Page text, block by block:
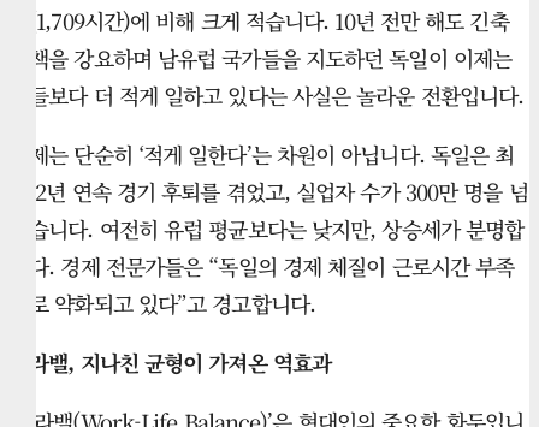
아(1,709시간)에 비해 크게 적습니다. 10년 전만 해도 긴축
정책을 강요하며 남유럽 국가들을 지도하던 독일이 이제는
그들보다 더 적게 일하고 있다는 사실은 놀라운 전환입니다.
문제는 단순히 ‘적게 일한다’는 차원이 아닙니다. 독일은 최
근 2년 연속 경기 후퇴를 겪었고, 실업자 수가 300만 명을 넘
었습니다. 여전히 유럽 평균보다는 낮지만, 상승세가 분명합
니다. 경제 전문가들은 “독일의 경제 체질이 근로시간 부족
으로 약화되고 있다”고 경고합니다.
워라밸, 지나친 균형이 가져온 역효과